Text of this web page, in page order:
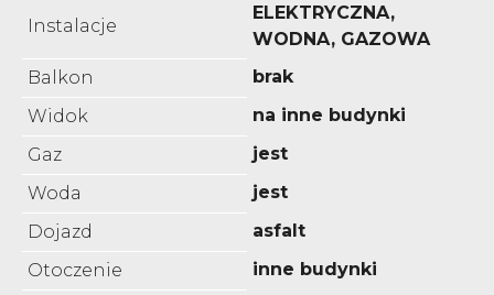
Instalacje
ELEKTRYCZNA,
WODNA, GAZOWA
Balkon
brak
Widok
na inne budynki
Gaz
jest
Woda
jest
Dojazd
asfalt
Otoczenie
inne budynki